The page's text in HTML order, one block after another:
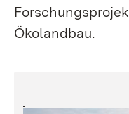
Ökolandbau.